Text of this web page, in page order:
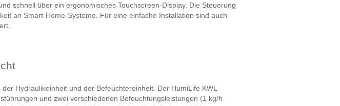
schnell über ein ergonomisches Touchscreen-Display. Die Steuerung
an Smart-Home-Systeme. Für eine einfache Installation sind auch
Hydraulikeinheit und der Befeuchtereinheit. Der HumiLife KWL
und zwei verschiedenen Befeuchtungsleistungen (1 kg/h